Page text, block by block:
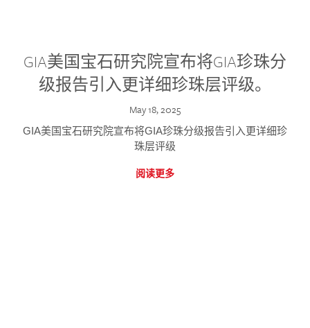
GIA美国宝石研究院宣布将GIA珍珠分
级报告引入更详细珍珠层评级。
May 18, 2025
GIA美国宝石研究院宣布将GIA珍珠分级报告引入更详细珍
珠层评级
阅读更多